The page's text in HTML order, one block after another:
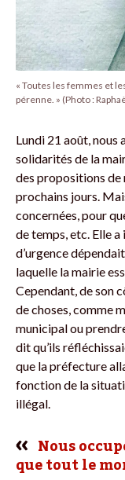
« Toutes les femmes et
pérenne. » (Photo :
Lundi 21 août, nous
solidarités de la
des propositions de
prochains jours.
concernées, pour
de temps, etc. Elle
d’urgence
laquelle la mairie
Cependant, de son
de choses, comme
municipal ou
dit qu’ils
que la préfecture
fonction de la
illégal.
Nous
que tout le